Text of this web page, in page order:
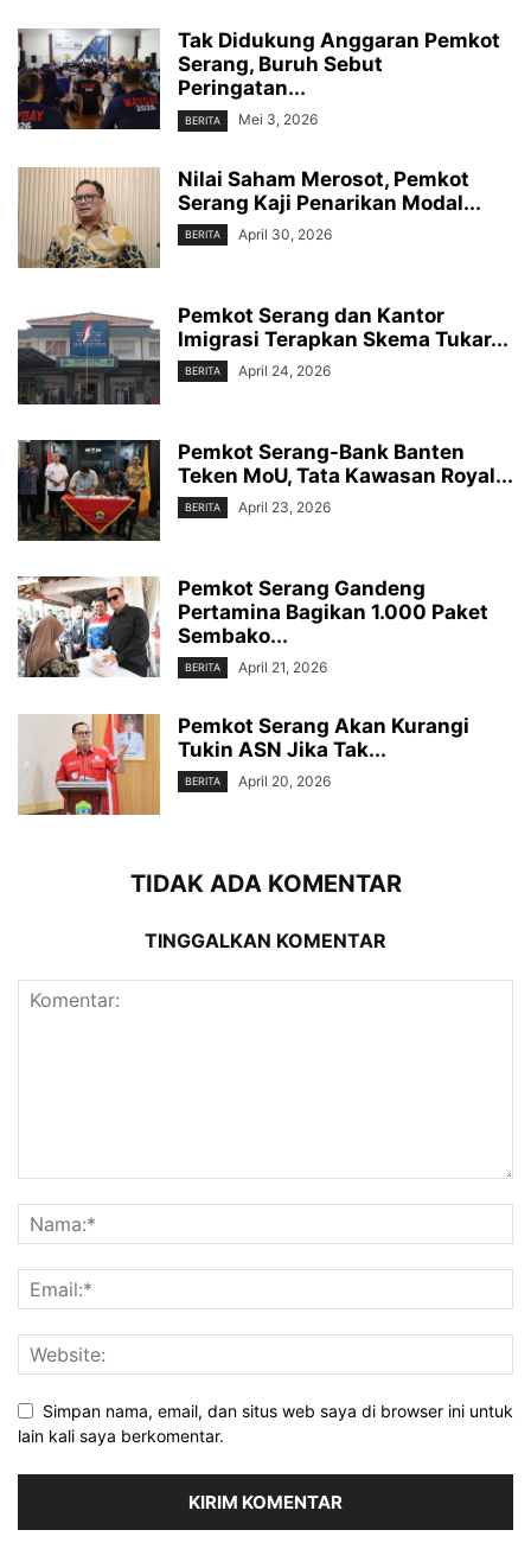
Tak Didukung Anggaran Pemkot
Serang, Buruh Sebut
Peringatan...
BERITA Mei 3, 2026
Nilai Saham Merosot, Pemkot
Serang Kaji Penarikan Modal...
BERITA April 30, 2026
Pemkot Serang dan Kantor
Imigrasi Terapkan Skema Tukar...
BERITA April 24, 2026
Pemkot Serang-Bank Banten
Teken MoU, Tata Kawasan Royal...
BERITA April 23, 2026
Pemkot Serang Gandeng
Pertamina Bagikan 1.000 Paket
Sembako...
BERITA April 21, 2026
‎Pemkot Serang Akan Kurangi
Tukin ASN Jika Tak...
BERITA April 20, 2026
TIDAK ADA KOMENTAR
TINGGALKAN KOMENTAR
Simpan nama, email, dan situs web saya di browser ini untuk
lain kali saya berkomentar.